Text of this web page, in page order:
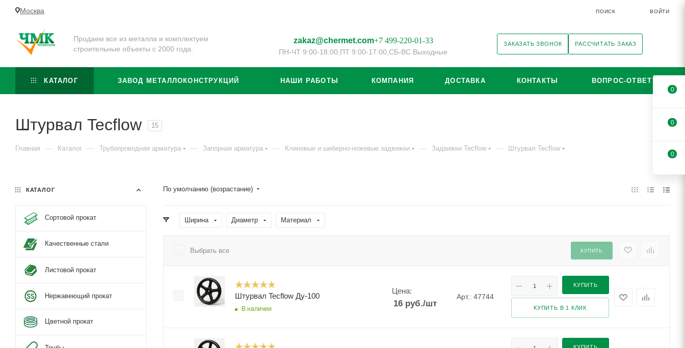
Москва ПОИСК ВОЙТИ
Продаем все из металла и комплектуем
строительные объекты с 2000 года.
zakaz@chermet.com+7 499-220-01-33
ПН-ЧТ 9:00-18:00, ПТ 9:00-17:00, СБ-ВС Выходные
ЗАКАЗАТЬ ЗВОНОК РАССЧИТАТЬ ЗАКАЗ
КАТАЛОГ ЗАВОД МЕТАЛЛОКОНСТРУКЦИЙ НАШИ РАБОТЫ КОМПАНИЯ ДОСТАВКА КОНТАКТЫ ВОПРОС-ОТВЕТ
Штурвал Tecflow 15
Главная — Каталог — Трубопроводная арматура — Запорная арматура — Клиновые и шиберно-ножевые задвижки — Задвижки Tecflow — Штурвал Tecflow
По умолчанию (возрастание)
Ширина Диаметр Материал
Выбрать все КУПИТЬ
Штурвал Tecflow Ду-100
В наличии
Цена:
16руб./шт
Арт.: 47744
КУПИТЬ
КУПИТЬ В 1 КЛИК
КАТАЛОГ
Сортовой прокат
Качественные стали
Листовой прокат
Нержавеющий прокат
Цветной прокат
0
0
0